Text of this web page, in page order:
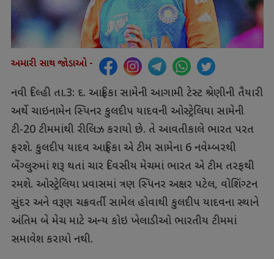
અમારી સાથ જોડાઓ -
નવી દિલ્હી તા.3: દ. આફ્રિકા સામેની આગામી ટેસ્ટ શ્રેણીની તૈયારી
અર્થે ચાઇનામેન સ્પિનર કુલદીપ યાદવની ઓસ્ટ્રેલિયા સામેની
ટી-20 ટીમમાંથી રીલિઝ કરાયો છે. તે આવતીકાલે ભારત પરત
ફરશે. કુલદીપ યાદવ આફ્રિકા એ ટીમ સામેના 6 નવેમ્બરથી
બેંગ્લુરુમાં શરૂ થતાં ચાર દિવસીય મેચમાં ભારત એ ટીમ તરફથી
રમશે. ઓસ્ટ્રેલિયા પ્રવાસમાં ત્રણ સ્પિનર અક્ષર પટેલ, વોશિંગ્ટન
સુંદર અને વરૂણ ચક્રવર્તી સામેલ હોવાથી કુલદીપ યાદવના સ્થાને
અંતિમ બે મેચ માટે અન્ય કોઇ ખેલાડીઓ ભારતીય ટીમમાં
સમાવેશ કરાયો નથી.